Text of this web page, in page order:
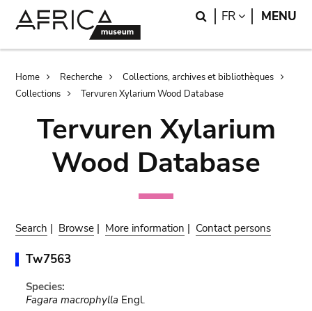
Search
FR LANGUAGE
MENU
Breadcrumb
Home Recherche
Collections, archives et bibliothèques
Collections
Tervuren Xylarium Wood Database
Tervuren Xylarium
Wood Database
Search | Browse | More information | Contact persons
Tw7563
Species:
Fagara macrophylla Engl.